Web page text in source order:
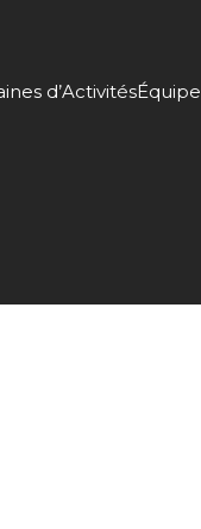
d’ActivitésÉquipe